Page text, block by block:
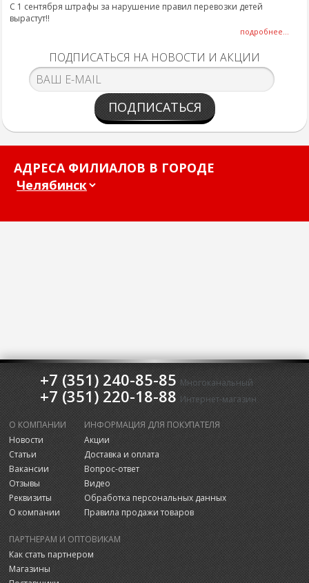
С 1 сентября штрафы за нарушение правил перевозки детей
вырастут!!
подробнее...
ПОДПИСАТЬСЯ НА НОВОСТИ И АКЦИИ
ПОДПИСАТЬСЯ
АДРЕСА ФИЛИАЛОВ В ГОРОДЕ
+7 (351) 240-85-85 Многоканальный
+7 (351) 220-18-88 Интернет-магазин
О КОМПАНИИ
Новости
Статьи
Вакансии
Отзывы
Реквизиты
О компании
ИНФОРМАЦИЯ ДЛЯ ПОКУПАТЕЛЯ
Акции
Доставка и оплата
Вопрос-ответ
Видео
Обработка персональных данных
Правила продажи товаров
ПАРТНЕРАМ И ОПТОВИКАМ
Как стать партнером
Магазины